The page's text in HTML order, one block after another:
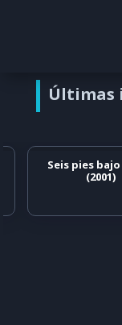
Últimas
Seis pies
(2001)